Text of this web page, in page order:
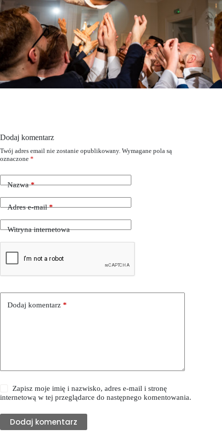
Dodaj komentarz
Twój adres email nie zostanie opublikowany. Wymagane pola są
oznaczone *
Nazwa*
Adres e-mail*
Witryna internetowa
Dodaj komentarz *
Zapisz moje imię i nazwisko, adres e-mail i stronę
internetową w tej przeglądarce do następnego komentowania.
Dodaj komentarz